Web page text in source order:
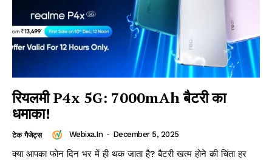
रियलमी P4x 5G: 7000mAh बैटरी का
धमाका!
टेक गैजेट्स Webixa.in - December 5, 2025
क्या आपका फोन दिन भर में ही थक जाता है? बैटरी खत्म होने की चिंता हर